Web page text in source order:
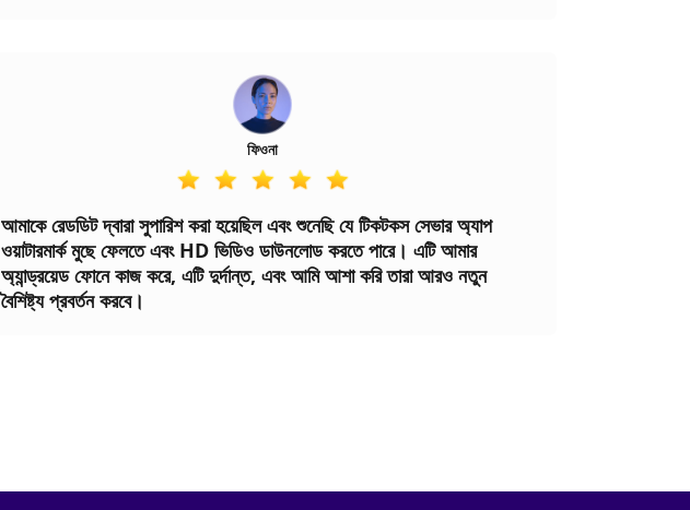
ফিওনা
আমাকে রেডডিট দ্বারা সুপারিশ করা হয়েছিল এবং শুনেছি যে টিকটকস সেভার অ্যাপ
ওয়াটারমার্ক মুছে ফেলতে এবং HD ভিডিও ডাউনলোড করতে পারে। এটি আমার
অ্যান্ড্রয়েড ফোনে কাজ করে, এটি দুর্দান্ত, এবং আমি আশা করি তারা আরও নতুন
বৈশিষ্ট্য প্রবর্তন করবে।